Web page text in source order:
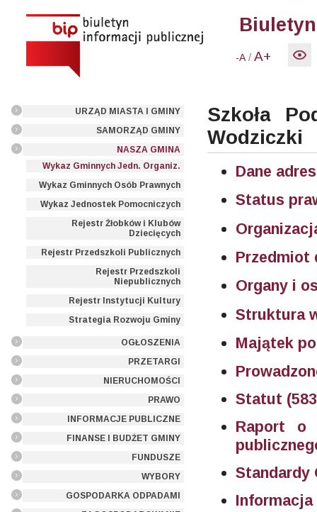
-A /A+
URZĄD MIASTA I GMINY
SAMORZĄD GMINY
NASZA GMINA
Wykaz Gminnych Jedn. Organiz.
Wykaz Gminnych Osób Prawnych
Wykaz Jednostek Pomocniczych
Rejestr Żłobków i Klubów
Dziecięcych
Rejestr Przedszkoli Publicznych
Rejestr Przedszkoli
Niepublicznych
Rejestr Instytucji Kultury
Strategia Rozwoju Gminy
OGŁOSZENIA
PRZETARGI
NIERUCHOMOŚCI
PRAWO
INFORMACJE PUBLICZNE
FINANSE I BUDŻET GMINY
FUNDUSZE
WYBORY
GOSPODARKA ODPADAMI
Szkoła
Wodziczki
Dane
Status
Przedmiot
Organy i
Struktura
Majątek
Statut
Raport o
Standardy